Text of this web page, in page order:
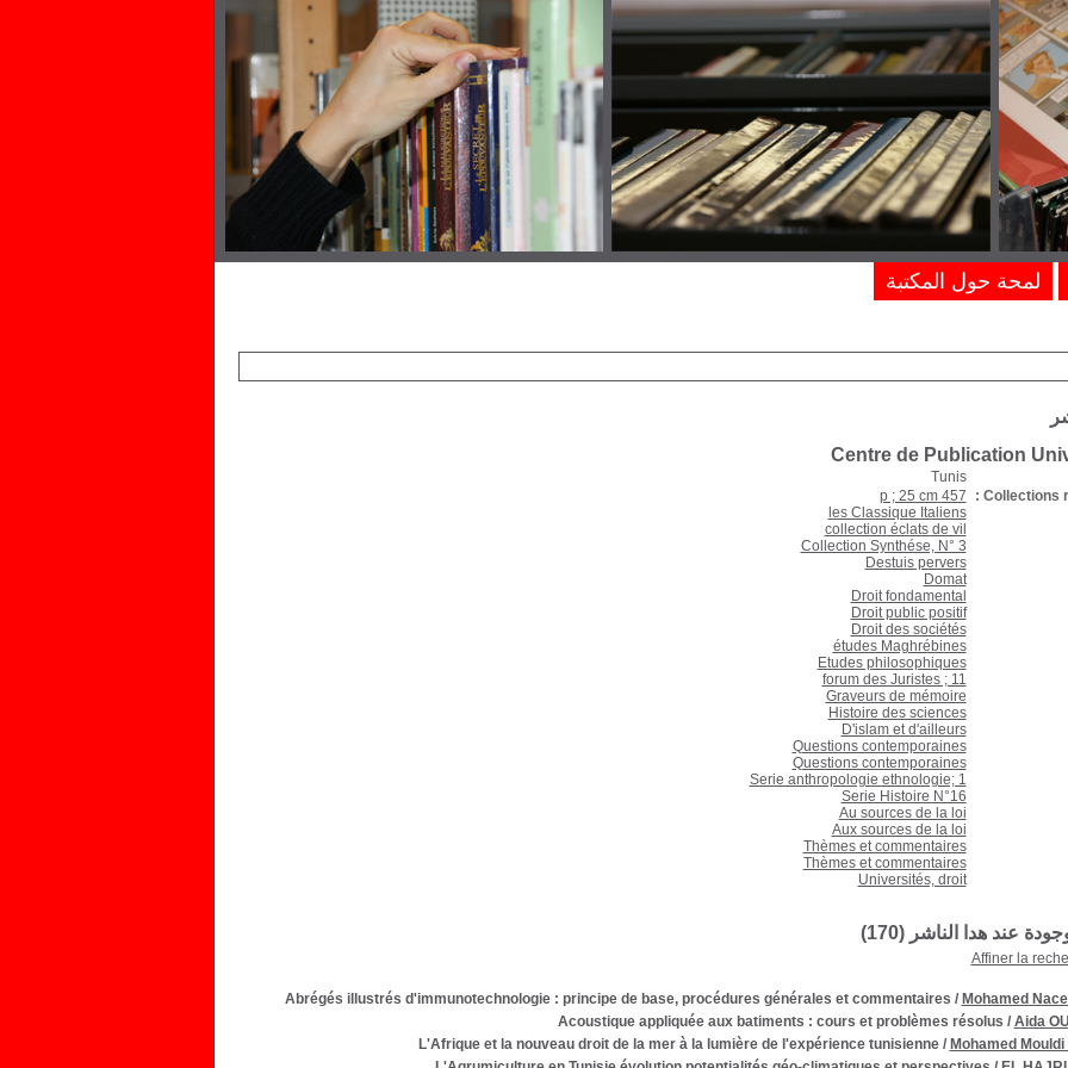
Centre de Publication
Tunis
Collections
457 p ; 25 cm
les Classique Italiens
collection éclats de vil
Collection Synthése, N° 3
Destuis pervers
Domat
Droit fondamental
Droit public positif
Droit des sociétés
études Maghrébines
Etudes philosophiques
forum des Juristes ; 11
Graveurs de mémoire
Histoire des sciences
D'islam et d'ailleurs
Questions contemporaines
Questions contemporaines
Serie anthropologie ethnologie; 1
Serie Histoire N°16
Au sources de la loi
Aux sources de la loi
Thèmes et commentaires
Thèmes et commentaires
Universités, droit
عند هدا الناشر (170
)
Affiner la
Abrégés illustrés d'immunotechnologie : principe de base, procédures générales et commentaires / Mohamed
Acoustique appliquée aux batiments : cours et problèmes résolus / Aida
L'Afrique et la nouveau droit de la mer à la lumière de l'expérience tunisienne/ Mohamed Mouldi
لمحة حول المكتبة